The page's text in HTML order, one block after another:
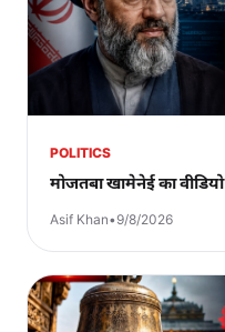
POLITICS
मोजतबा खामेनेई का
Asif Khan•9/8/2026